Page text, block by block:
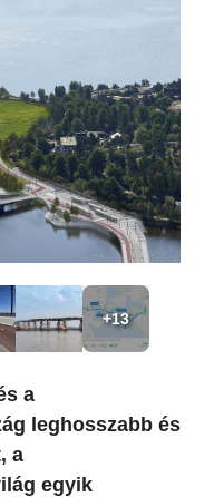
+13
a
leghosszabb és
a
egyik